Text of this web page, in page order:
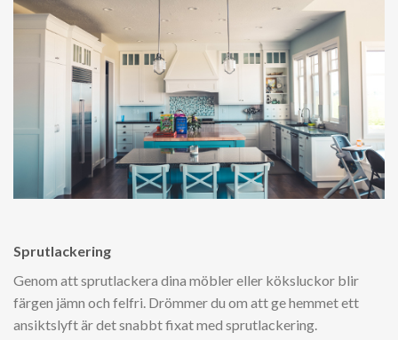
Sprutlackering
Genom att sprutlackera dina möbler eller köksluckor blir
färgen jämn och felfri. Drömmer du om att ge hemmet ett
ansiktslyft är det snabbt fixat med sprutlackering.